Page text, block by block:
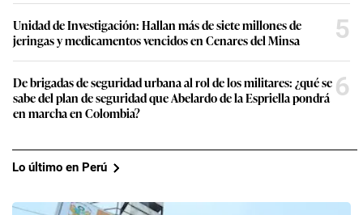
Unidad de Investigación: Hallan más de siete millones de
jeringas y medicamentos vencidos en Cenares del Minsa
5
De brigadas de seguridad urbana al rol de los militares: ¿qué se
sabe del plan de seguridad que Abelardo de la Espriella pondrá
en marcha en Colombia?
6
Lo último en Perú